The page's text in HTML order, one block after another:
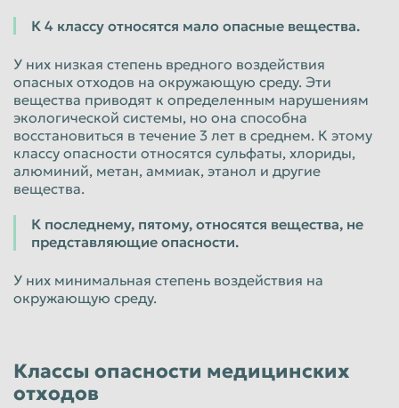
К 4 классу относятся мало опасные вещества.
У них низкая степень вредного воздействия
опасных отходов на окружающую среду. Эти
вещества приводят к определенным нарушениям
экологической системы, но она способна
восстановиться в течение 3 лет в среднем. К этому
классу опасности относятся сульфаты, хлориды,
алюминий, метан, аммиак, этанол и другие
вещества.
К последнему, пятому, относятся вещества, не
представляющие опасности.
У них минимальная степень воздействия на
окружающую среду.
Классы опасности медицинских
отходов